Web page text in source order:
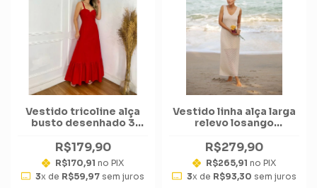
Vestido tricoline alça
busto desenhado 3
R$179,90
R$170,91 no PIX
3x de R$59,97 sem juros
Vestido linha alça larga
relevo losango
R$279,90
R$265,91 no PIX
3x de R$93,30 sem juros